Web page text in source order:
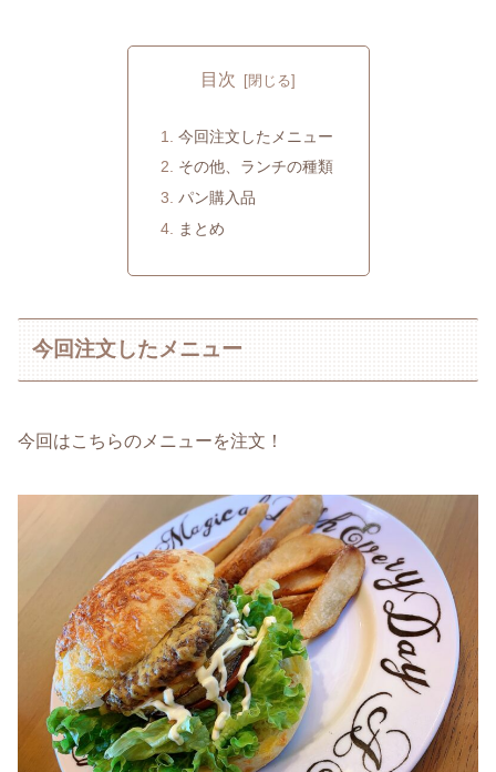
目次
今回注文したメニュー
その他、ランチの種類
パン購入品
まとめ
今回注文したメニュー
今回はこちらのメニューを注文！